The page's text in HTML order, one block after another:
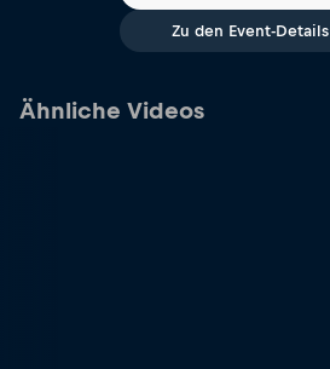
Zu den Event-Details
Ähnliche Videos